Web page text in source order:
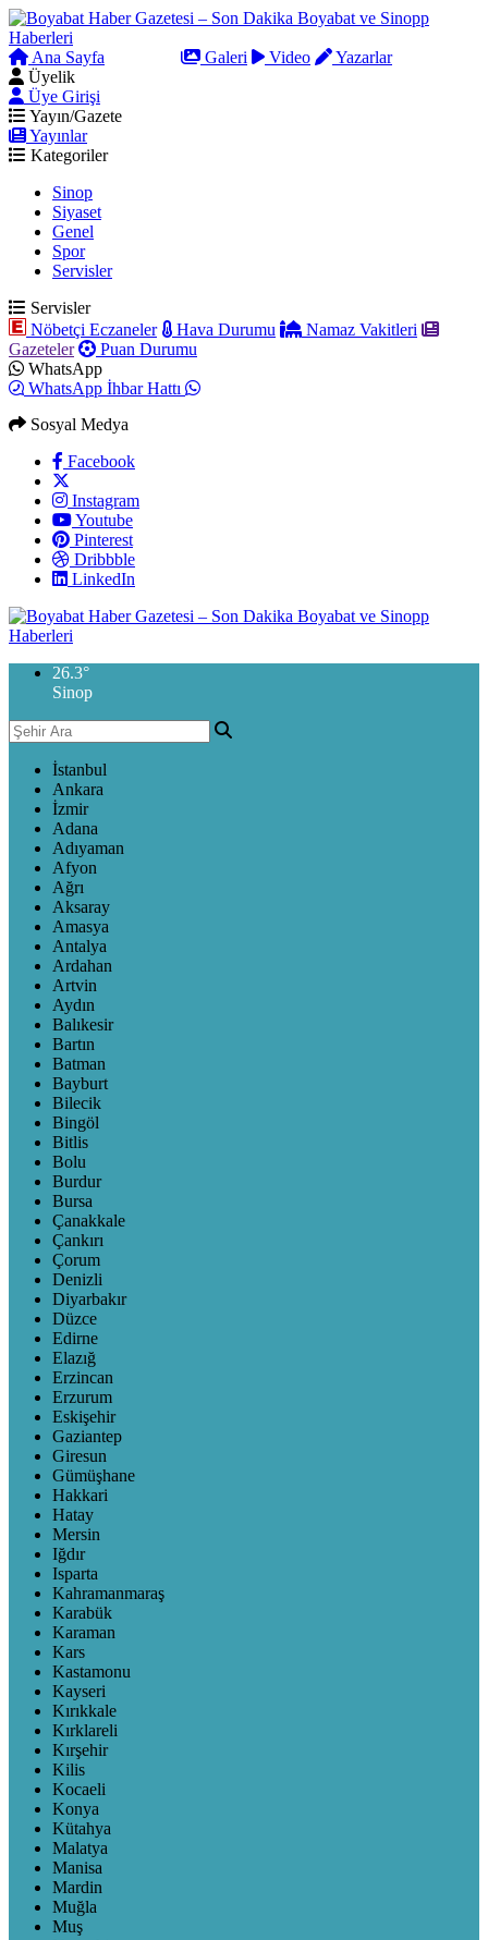
Ana Sayfa Galeri Video
Yazarlar
Üyelik
Üye Girişi
Yayın/Gazete
Yayınlar
Kategoriler
Sinop
Siyaset
Genel
Spor
Servisler
Servisler
Nöbetçi Eczaneler
Hava Durumu
Namaz Vakitleri
Gazeteler
Puan Durumu
WhatsApp
WhatsApp İhbar Hattı
Sosyal Medya
Facebook
Instagram
Youtube
Pinterest
Dribbble
LinkedIn
26.3°
Sinop
İstanbul
Ankara
İzmir
Adana
Adıyaman
Afyon
Ağrı
Aksaray
Amasya
Antalya
Ardahan
Artvin
Aydın
Balıkesir
Bartın
Batman
Bayburt
Bilecik
Bingöl
Bitlis
Bolu
Burdur
Bursa
Çanakkale
Çankırı
Çorum
Denizli
Diyarbakır
Düzce
Edirne
Elazığ
Erzincan
Erzurum
Eskişehir
Gaziantep
Giresun
Gümüşhane
Hakkari
Hatay
Mersin
Iğdır
Isparta
Kahramanmaraş
Karabük
Karaman
Kars
Kastamonu
Kayseri
Kırıkkale
Kırklareli
Kırşehir
Kilis
Kocaeli
Konya
Kütahya
Malatya
Manisa
Mardin
Muğla
Muş